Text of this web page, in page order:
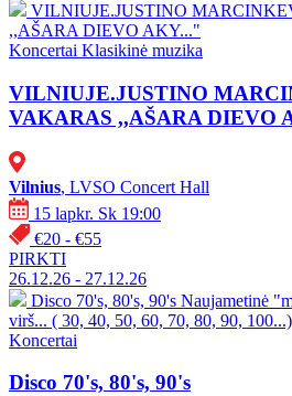
VILNIUJE.JUSTINO
,,AŠARA DIEVO AKY..."
Koncertai Klasikinė muzika
VILNIUJE.JUSTINO
VAKARAS ,,AŠARA DIEVO
Vilnius, LVSO Concert Hall
15 lapkr. Sk 19:00
€20 - €55
PIRKTI
26.12.26 - 27.12.26
Disco 70's, 80's, 90's Naujametinė
virš... ( 30, 40, 50, 60, 70, 80, 90, 100...)
Koncertai
Disco 70's, 80's, 90's